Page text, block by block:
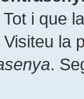
i que
la
.